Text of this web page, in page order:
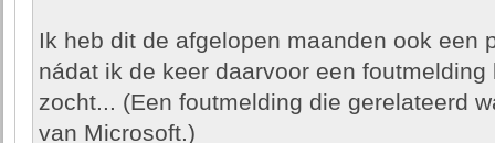
Ik heb dit de afgelopen maanden ook een
nádat ik de keer daarvoor een
zocht... (Een foutmelding die gerelateerd
van Microsoft.)